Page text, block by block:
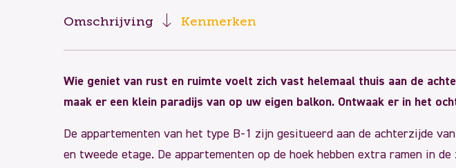
Omschrijving Kenmerken
Wie geniet van rust en ruimte voelt zich vast helemaal thuis aan de
maak er een klein paradijs van op uw eigen balkon. Ontwaak er in het
De appartementen van het type B-1 zijn gesitueerd aan de achterzijde
en tweede etage. De appartementen op de hoek hebben extra ramen in